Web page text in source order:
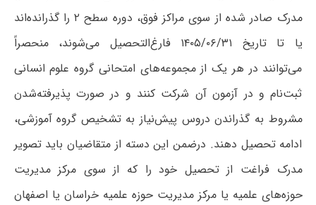
مدرک صادر شده از سوی مراکز فوق، دوره سطح ۲ را گذرانده‌اند
یا تا تاریخ ۱۴۰۵/۰۶/۳۱ فارغ‌التحصیل می‌شوند، منحصراً
می‌توانند در هر یک از مجموعه‌های امتحانی گروه علوم انسانی
ثبت‌نام و در آزمون آن شرکت کنند و در صورت پذیرفته‌شدن
مشروط به گذراندن دروس پیش‌نیاز به تشخیص گروه آموزشی،
ادامه تحصیل دهند. درضمن این دسته از متقاضیان باید تصویر
مدرک فراغت از تحصیل خود را که از سوی مرکز مدیریت
حوزه‌های علمیه یا مرکز مدیریت حوزه علمیه خراسان یا اصفهان